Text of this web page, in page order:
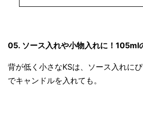
05. ソース入れや小物入れに！105ml
背が低く小さなKSは、ソース入れに
でキャンドルを入れても。